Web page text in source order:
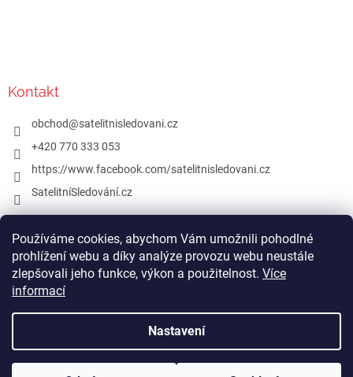
Používáme cookies, abychom Vám umožnili pohodlné
prohlížení webu a díky analýze provozu webu neustále
zlepšovali jeho funkce, výkon a použitelnost. Více
informací
Nastavení
Kontakt
obchod@satelitnisledovani.cz
+420 770 333 053
https://www.facebook.com/satelitnisledovani.cz
SatelitníSledování.cz
www.satelitnisledovani.cz
shop.satelitnisledovani.cz